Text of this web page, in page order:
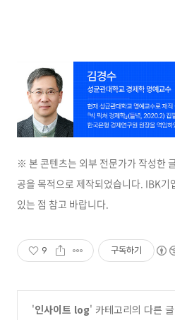
※ 본 콘텐츠는 외부 전문가가 작성한
공을 목적으로 제작되었습니다. IBK기
있는 점 참고 바랍니다.
9 구독하기
'인사이트 log' 카테고리의 다른 글